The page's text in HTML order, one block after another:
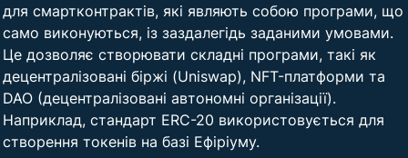
для смартконтрактів, які являють собою програми, що
само виконуються, із заздалегідь заданими умовами.
Це дозволяє створювати складні програми, такі як
децентралізовані біржі (Uniswap), NFT-платформи та
DAO (децентралізовані автономні організації).
Наприклад, стандарт ERC-20 використовується для
створення токенів на базі Ефіріуму.